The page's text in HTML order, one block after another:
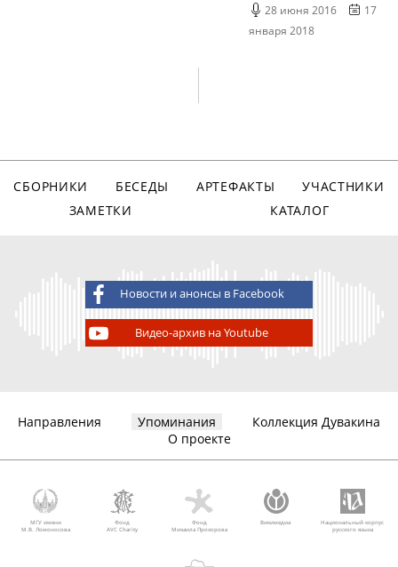
28 июня 2016
17
января 2018
СБОРНИКИ БЕСЕДЫ АРТЕФАКТЫ
УЧАСТНИКИ
ЗАМЕТКИ
КАТАЛОГ
Новости и анонсы в Facebook
Видео-архив на Youtube
Направления Упоминания
Коллекция Дувакина
О проекте
МГУ имени
М.В. Ломоносова
Фонд
AVC Charity
Фонд
Михаила Прохорова
Викимедиа
Национальный корпус
русского языка